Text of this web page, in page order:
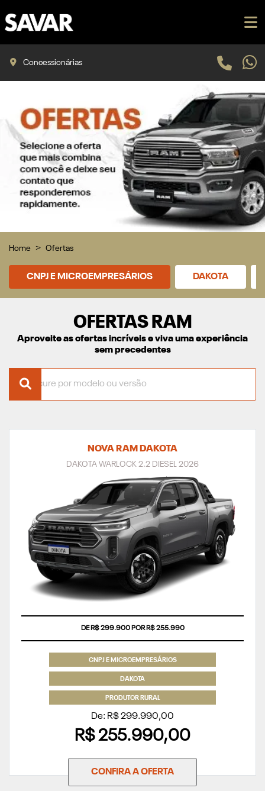
Concessionárias
Home Ofertas
CNPJ E MICROEMPRESÁRIOS DAKOTA
OFERTAS RAM
Aproveite as ofertas incríveis e viva uma experiência
sem precedentes
NOVA RAM DAKOTA
DAKOTA WARLOCK 2.2 DIESEL 2026
COM USADO NA TROCA
CNPJ E MICROEMPRESÁRIOS
DAKOTA
PRODUTOR RURAL
De: R$ 299.990,00
R$ 255.990,00
CONFIRA A OFERTA